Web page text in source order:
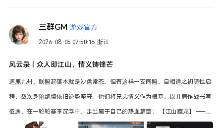
三群GM 游戏官方
2026-08-05 07:50:16 浙江
风云录丨众人即江山，情义铸锋芒
逐鹿九州，联盟起落本就是沙盘常态。但有这样一支同盟，自相逢之初随性启
程，数次身陷绝境依旧逆势坚守。他们将兄弟情义作为根基，以并肩作战书写
征途，在一轮轮赛季沉浮中，走出属于自己的热血篇章： 【江山藏龙】 ——内
容来自史官星尘投稿，不代表官方立场 联盟初遇：旧名载羁绊，相约赴九州